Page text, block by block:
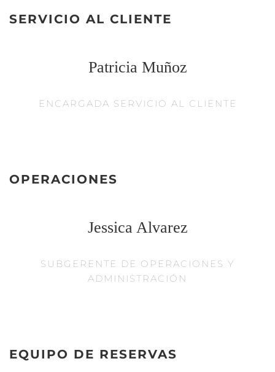
SERVICIO AL CLIENTE
Patricia Muñoz
ENCARGADA SERVICIO AL CLIENTE
OPERACIONES
Jessica Alvarez
SUBGERENTE DE OPERACIONES Y
ADMINISTRACIÓN
EQUIPO DE RESERVAS